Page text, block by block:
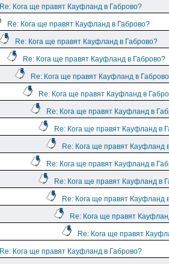
Re: Кога ще правят Кауфланд в Габрово?
Re: Кога ще правят Кауфланд в Габрово?
Re: Кога ще правят Кауфланд в Габрово?
Re: Кога ще правят Кауфланд в Габрово?
Re: Кога ще правят Кауфланд в
Re: Кога ще правят Кауфланд в
Re: Кога ще правят Кауфланд в
Re: Кога ще правят Кауфланд в
Re: Кога ще правят Кауфланд
Re: Кога ще правят Кауфланд в
Re: Кога ще правят Кауфланд в
Re: Кога ще правят Кауфланд
Re: Кога ще правят
Re: Кога ще правят
Re: Кога ще правят Кауфланд в Габрово?